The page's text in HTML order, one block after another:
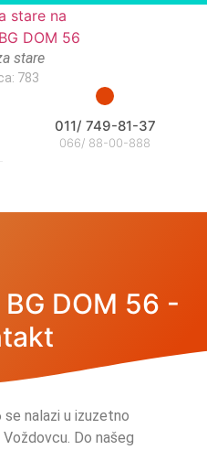
stare
783
011/ 749-81-37
066/ 88-00-888
DOM 56 -
se nalazi u izuzetno
Voždovcu. Do našeg